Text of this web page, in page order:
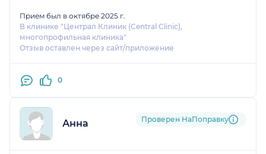
Прием был в октябре 2025 г.
В клинике "Централ Клиник (Central Clinic),
многопрофильная клиника"
Отзыв оставлен через сайт/приложение
0
Анна Проверен НаПоправку